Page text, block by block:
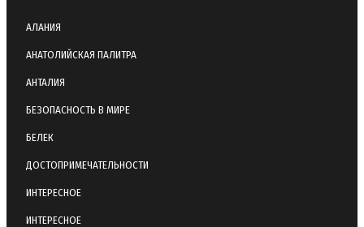
АЛАНИЯ
АНАТОЛИЙСКАЯ ПАЛИТРА
АНТАЛИЯ
БЕЗОПАСНОСТЬ В МИРЕ
БЕЛЕК
ДОСТОПРИМЕЧАТЕЛЬНОСТИ
ИНТЕРЕСНОЕ
ИНТЕРЕСНОЕ